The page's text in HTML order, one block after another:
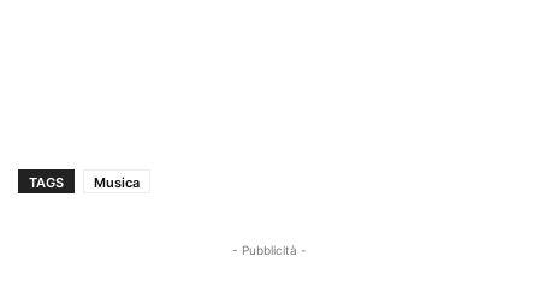
TAGS Musica
- Pubblicità -